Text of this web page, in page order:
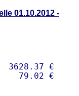
01.10.2012 -
€